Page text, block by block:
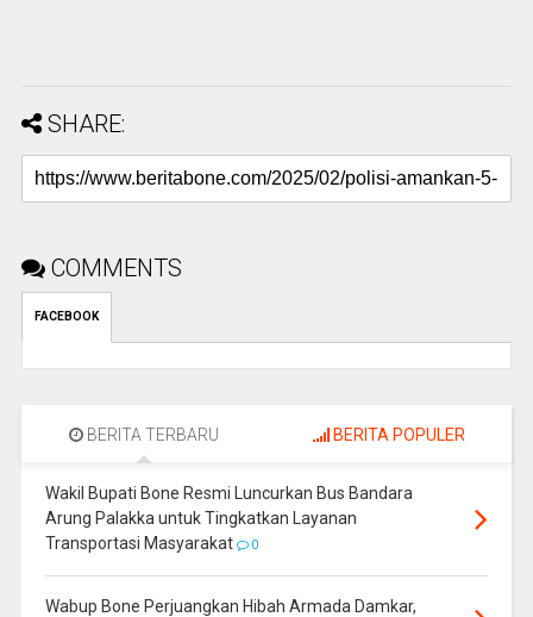
SHARE:
COMMENTS
FACEBOOK
BERITA TERBARU BERITA POPULER
Wakil Bupati Bone Resmi Luncurkan Bus Bandara
Arung Palakka untuk Tingkatkan Layanan
Transportasi Masyarakat
0
Wabup Bone Perjuangkan Hibah Armada Damkar,